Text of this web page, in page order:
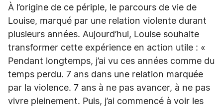
À l’origine de ce périple, le parcours de vie de
Louise, marqué par une relation violente durant
plusieurs années. Aujourd’hui, Louise souhaite
transformer cette expérience en action utile : «
Pendant longtemps, j’ai vu ces années comme du
temps perdu. 7 ans dans une relation marquée
par la violence. 7 ans à ne pas avancer, à ne pas
vivre pleinement. Puis, j’ai commencé à voir les